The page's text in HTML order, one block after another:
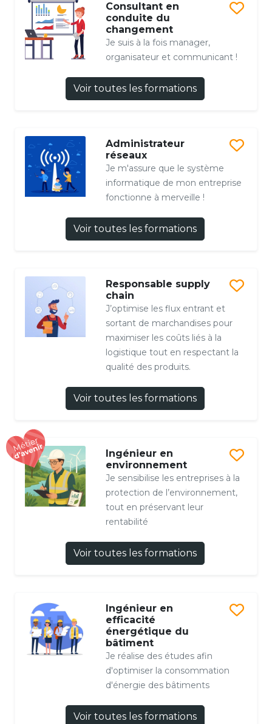
Consultant en
conduite du
changement
Je suis à la fois manager,
organisateur et communicant !
Voir toutes les formations
Administrateur
réseaux
Je m'assure que le système
informatique de mon entreprise
fonctionne à merveille !
Voir toutes les formations
Responsable supply
chain
J’optimise les flux entrant et
sortant de marchandises pour
maximiser les coûts liés à la
logistique tout en respectant la
qualité des produits.
Voir toutes les formations
Ingénieur en
environnement
Je sensibilise les entreprises à la
protection de l’environnement,
tout en préservant leur
rentabilité
Voir toutes les formations
Ingénieur en
efficacité
énergétique du
bâtiment
Je réalise des études afin
d'optimiser la consommation
d'énergie des bâtiments
Voir toutes les formations